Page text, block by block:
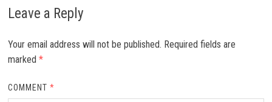
Leave a Reply
Your email address will not be published. Required fields are
marked *
COMMENT*